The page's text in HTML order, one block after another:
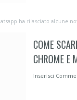
ha rilasciato alcune
COME
CHROME E
Inserisci